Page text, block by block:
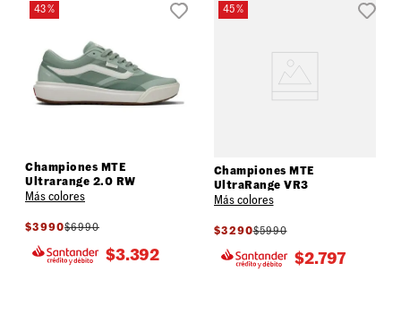
43 %
Championes MTE
Ultrarange 2.0 RW
Más colores
$3990$6990
$3.392
45 %
Championes MTE
UltraRange VR3
Más colores
$3290$5990
$2.797